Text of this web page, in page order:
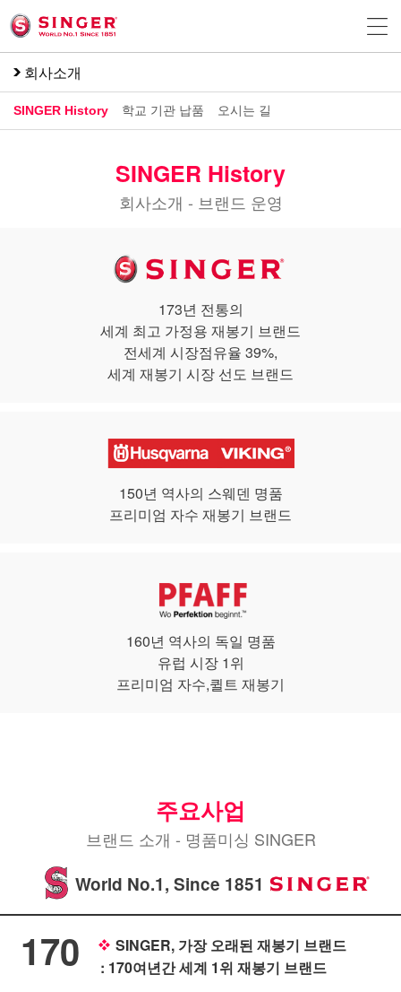
회사소개
SINGER History 학교 기관 납품 오시는 길
SINGER History
회사소개 - 브랜드 운영
173년 전통의
세계 최고 가정용 재봉기 브랜드
전세계 시장점유율 39%,
세계 재봉기 시장 선도 브랜드
150년 역사의 스웨덴 명품
프리미엄 자수 재봉기 브랜드
160년 역사의 독일 명품
유럽 시장 1위
프리미엄 자수,퀼트 재봉기
주요사업
브랜드 소개 - 명품미싱 SINGER
World No.1, Since 1851
170
SINGER, 가장 오래된 재봉기 브랜드
: 170여년간 세계 1위 재봉기 브랜드